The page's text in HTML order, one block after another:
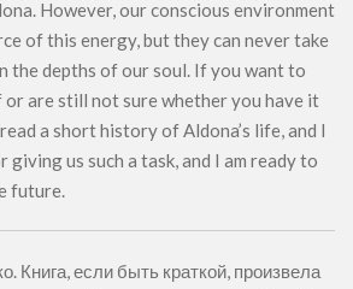
However, our conscious environment
of this energy, but they can never take
the depths of our soul. If you want to
are still not sure whether you have it
a short history of Aldona’s life, and I
us such a task, and I am ready to
future.
Книга, если быть краткой, произвела